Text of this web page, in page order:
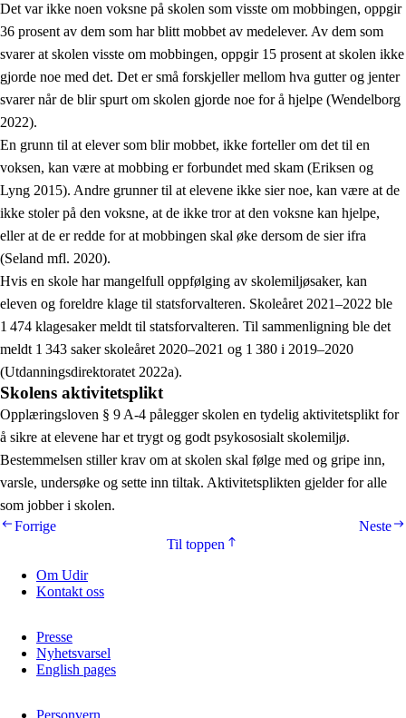
Det var ikke noen voksne på skolen som visste om mobbingen, oppgir
36 prosent av dem som har blitt mobbet av medelever. Av dem som
svarer at skolen visste om mobbingen, oppgir 15 prosent at skolen ikke
gjorde noe med det. Det er små forskjeller mellom hva gutter og jenter
svarer når de blir spurt om skolen gjorde noe for å hjelpe (Wendelborg
2022).
En grunn til at elever som blir mobbet, ikke forteller om det til en
voksen, kan være at mobbing er forbundet med skam (Eriksen og
Lyng 2015). Andre grunner til at elevene ikke sier noe, kan være at de
ikke stoler på den voksne, at de ikke tror at den voksne kan hjelpe,
eller at de er redde for at mobbingen skal øke dersom de sier ifra
(Seland mfl. 2020).
Hvis en skole har mangelfull oppfølging av skolemiljøsaker, kan
eleven og foreldre klage til statsforvalteren. Skoleåret 2021–2022 ble
1 474 klagesaker meldt til statsforvalteren. Til sammenligning ble det
meldt 1 343 saker skoleåret 2020–2021 og 1 380 i 2019–2020
(Utdanningsdirektoratet 2022a).
Skolens aktivitetsplikt
Opplæringsloven § 9 A-4 pålegger skolen en tydelig aktivitetsplikt for
å sikre at elevene har et trygt og godt psykososialt skolemiljø.
Bestemmelsen stiller krav om at skolen skal følge med og gripe inn,
varsle, undersøke og sette inn tiltak. Aktivitetsplikten gjelder for alle
som jobber i skolen.
Neste
Forrige
Til toppen
Om Udir
Kontakt oss
Presse
Nyhetsvarsel
English pages